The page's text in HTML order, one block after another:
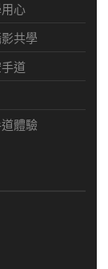
心
共學
道
體驗